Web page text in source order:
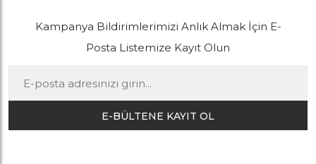
Kampanya Bildirimlerimizi Anlık Almak İçin E-
Posta Listemize Kayıt Olun
E-BÜLTENE KAYIT OL